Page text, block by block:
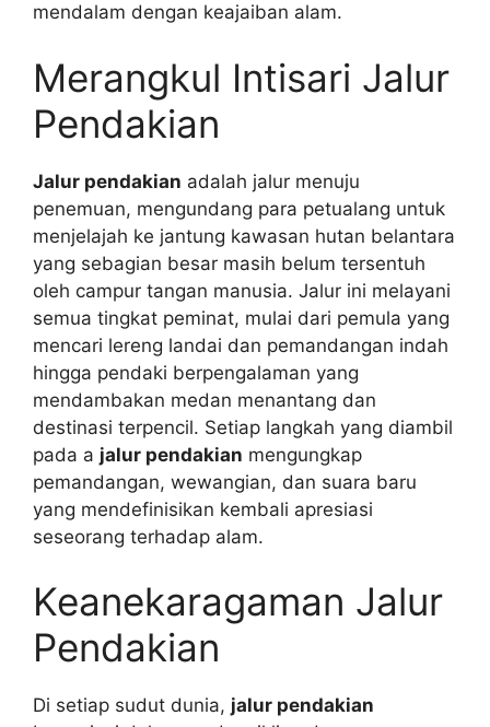
mendalam dengan keajaiban alam.
Merangkul Intisari Jalur
Pendakian
Jalur pendakian adalah jalur menuju
penemuan, mengundang para petualang untuk
menjelajah ke jantung kawasan hutan belantara
yang sebagian besar masih belum tersentuh
oleh campur tangan manusia. Jalur ini melayani
semua tingkat peminat, mulai dari pemula yang
mencari lereng landai dan pemandangan indah
hingga pendaki berpengalaman yang
mendambakan medan menantang dan
destinasi terpencil. Setiap langkah yang diambil
pada a jalur pendakian mengungkap
pemandangan, wewangian, dan suara baru
yang mendefinisikan kembali apresiasi
seseorang terhadap alam.
Keanekaragaman Jalur
Pendakian
Di setiap sudut dunia, jalur pendakian